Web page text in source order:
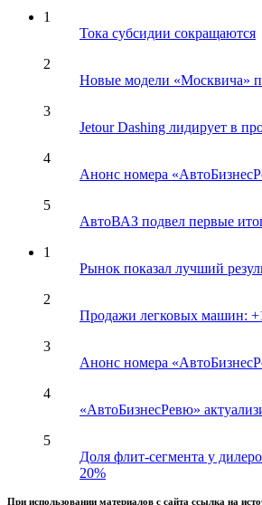
1
Тока субсидии сокращаются
2
Новые модели «Москвича»
3
Jetour Dashing лидирует в
4
Анонс номера
5
АвтоВАЗ подвел первые
1
Рынок показал лучший
2
Продажи легковых машин:
3
Анонс номера
4
«АвтоБизнесРевю»
5
Доля флит-сегмента у
20%
При использовании материалов с сайта ссылка на